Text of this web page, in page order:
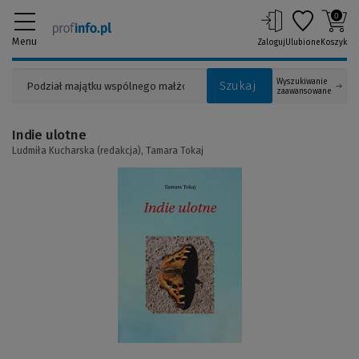
Menu
Szukaj
Wyszukiwanie
zaawansowane
ZalogujUlubione
0
Koszyk
Indie ulotne
Ludmiła Kucharska (redakcja), Tamara Tokaj